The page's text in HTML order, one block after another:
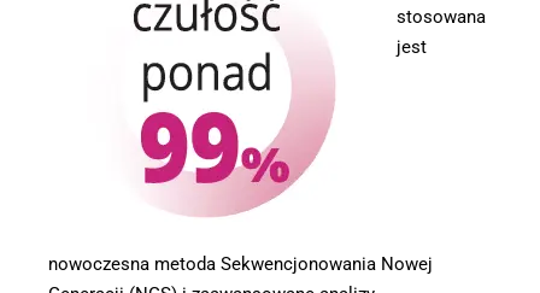
stosowana
jest
nowoczesna metoda Sekwencjonowania Nowej